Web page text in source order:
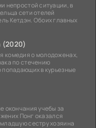
непростой ситуации, в
сети отелей
Кетдэн. Обоих главных
(2020)
комедия о молодоженах,
по стечению
попадающих в курьезные
окончания учебы за
Понг оказался
сестру хозяина